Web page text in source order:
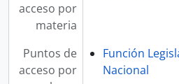
acceso por
materia
Puntos de
acceso por
Función
Nacional